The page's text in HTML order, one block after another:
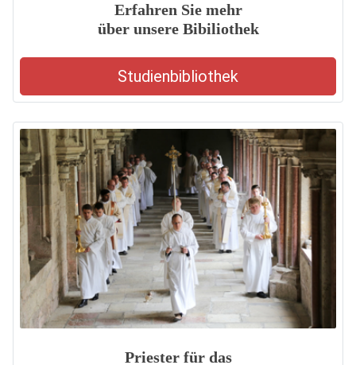
Erfahren Sie mehr
über unsere Bibiliothek
Studienbibliothek
Priester für das